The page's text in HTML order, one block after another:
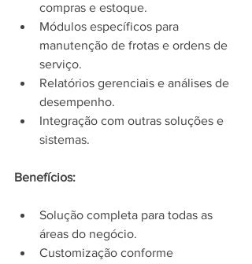
compras e estoque.
Módulos específicos para
manutenção de frotas e ordens de
serviço.
Relatórios gerenciais e análises de
desempenho.
Integração com outras soluções e
sistemas.
Benefícios:
Solução completa para todas as
áreas do negócio.
Customização conforme